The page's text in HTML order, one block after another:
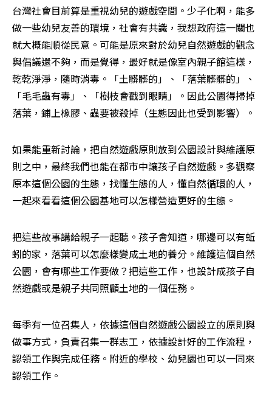
台灣社會目前算是重視幼兒的遊戲空間。少子化啊，能多
做一些幼兒友善的環境，社會有共識，我想政府這一關也
就大概能順從民意。可能是原來對於幼兒自然遊戲的觀念
與倡議還不夠，而是覺得，最好就是像室內親子館這樣，
乾乾淨淨，隨時消毒。「土髒髒的」、「落葉髒髒的」、
「毛毛蟲有毒」、「樹枝會戳到眼睛」。因此公園得掃掉
落葉，鋪上橡膠、蟲要被殺掉（生態因此也受到影響）。
如果能重新討論，把自然遊戲原則放到公園設計與維護原
則之中，最終我們也能在都市中讓孩子自然遊戲。多觀察
原本這個公園的生態，找懂生態的人，懂自然循環的人，
一起來看看這個公園基地可以怎樣營造更好的生態。
把這些故事講給親子一起聽。孩子會知道，哪邊可以有蚯
蚓的家，落葉可以怎麼樣變成土地的養分。維護這個自然
公園，會有哪些工作要做？把這些工作，也設計成孩子自
然遊戲或是親子共同照顧土地的一個任務。
每季有一位召集人，依據這個自然遊戲公園設立的原則與
做事方式，負責召集一群志工，依據設計好的工作流程，
認領工作與完成任務。附近的學校、幼兒園也可以一同來
認領工作。